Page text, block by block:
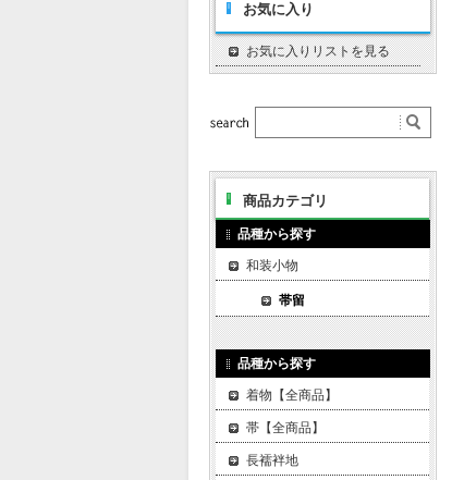
お気に入り
お気に入りリストを見る
商品カテゴリ
品種から探す
和装小物
帯留
品種から探す
着物【全商品】
帯【全商品】
長襦袢地